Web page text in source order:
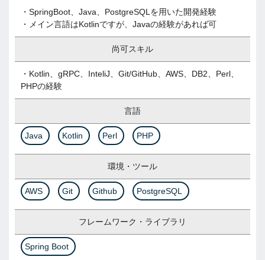
・SpringBoot、Java、PostgreSQLを用いた開発経験
・メイン言語はKotlinですが、Javaの経験があれば可
尚可スキル
・Kotlin、gRPC、InteliJ、Git/GitHub、AWS、DB2、Perl、
PHPの経験
言語
Java Kotlin Perl PHP
環境・ツール
AWS Git Github PostgreSQL
フレームワーク・ライブラリ
Spring Boot